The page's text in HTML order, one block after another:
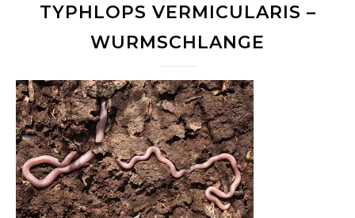
TYPHLOPS VERMICULARIS –
WURMSCHLANGE